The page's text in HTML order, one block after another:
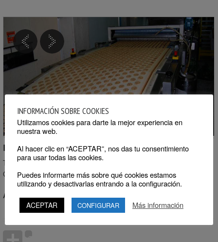
Descripción:
Transporte de producto alimentario a cabezas de horno (Ej.
Galletas).
Anchos útiles:
INFORMACIÓN SOBRE COOKIES
Utilizamos cookies para darte la mejor experiencia en
nuestra web.
Al hacer clic en “ACEPTAR”, nos das tu consentimiento
para usar todas las cookies.
Puedes informarte más sobre qué cookies estamos
utilizando y desactivarlas entrando a la configuración.
ACEPTAR CONFIGURAR Más información